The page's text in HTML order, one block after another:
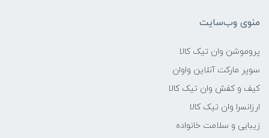
منوی وب‌سایت
پروموشن وان تیک کالا
سوپر مارکت آنلاین واوان
کیف و کفش وان تیک کالا
ارزانسرا وان تیک کالا
زیبایی و سلامت خانواده